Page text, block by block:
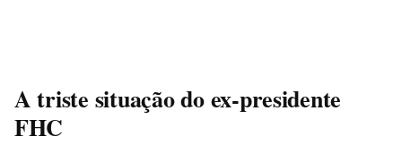
A triste situação do ex-presidente
FHC